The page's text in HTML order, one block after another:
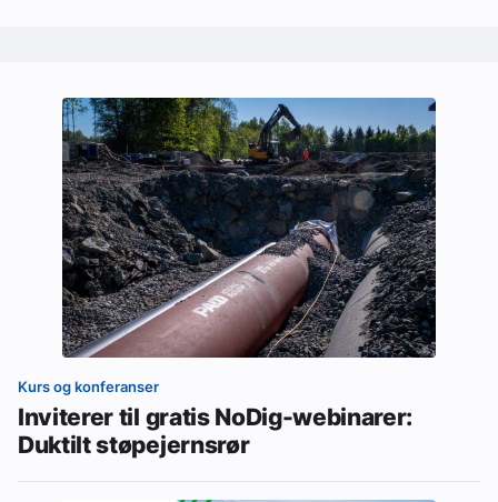
Kurs og konferanser
Inviterer til gratis NoDig-webinarer:
Duktilt støpejernsrør